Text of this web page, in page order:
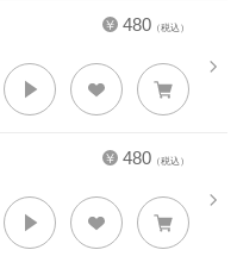
480 （税込）
480 （税込）